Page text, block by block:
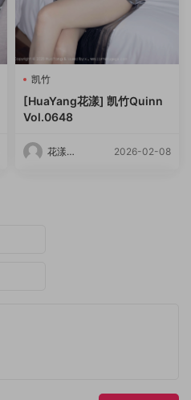
凯竹
[HuaYang花漾] 凯竹Quinn
Vol.0648
花漾
2026-02-08